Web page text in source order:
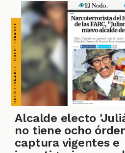
Alcalde electo
no tiene ocho
captura vigentes e